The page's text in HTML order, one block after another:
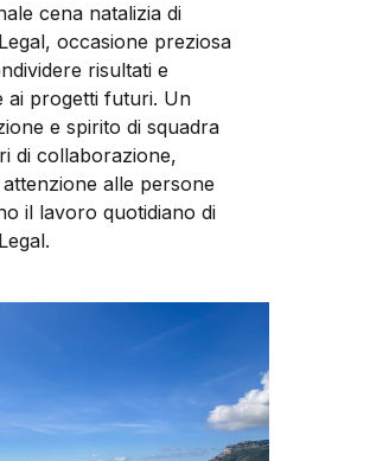
cena natalizia di
occasione preziosa
risultati e
ai progetti futuri. Un
e spirito di squadra
di collaborazione,
alle persone
il lavoro quotidiano di